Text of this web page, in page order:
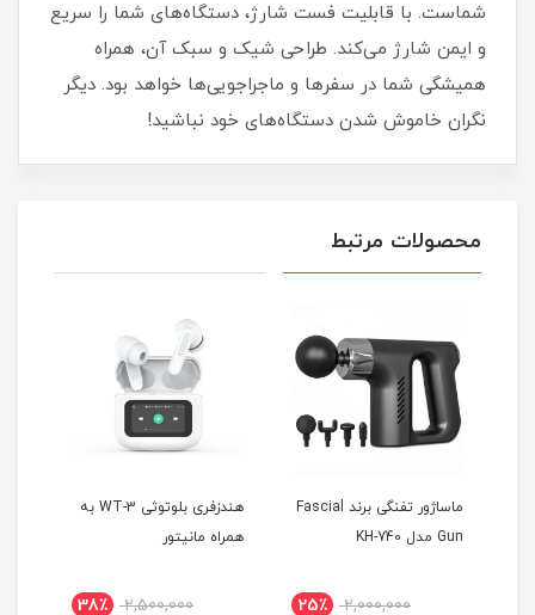
شماست. با قابلیت فست شارژ، دستگاه‌های شما را سریع
و ایمن شارژ می‌کند. طراحی شیک و سبک آن، همراه
همیشگی شما در سفرها و ماجراجویی‌ها خواهد بود. دیگر
نگران خاموش شدن دستگاه‌های خود نباشید!
محصولات مرتبط
ماساژور تفنگی برند Fascial
Gun مدل KH-740
2,000,000 25٪
هندزفری بلوتوثی WT-3 به
همراه مانیتور
2,500,000 38٪